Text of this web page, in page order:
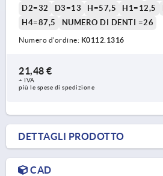
D2=32
D3=13 H=57,5 H1=12,5
H4=87,5
NUMERO DI DENTI =26
Numero d’ordine: K0112.1316
21,48 €
+ IVA
più le spese di spedizione
DETTAGLI PRODOTTO
CAD